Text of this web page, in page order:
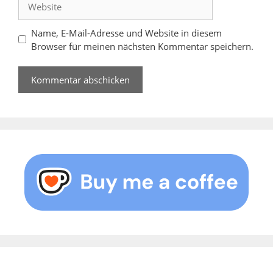
Name, E-Mail-Adresse und Website in diesem
Browser für meinen nächsten Kommentar speichern.